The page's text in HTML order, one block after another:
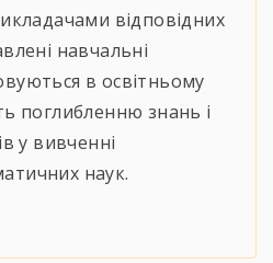
відповідних
навчальні
в освітньому
поглибленню знань і
у вивченні
наук.